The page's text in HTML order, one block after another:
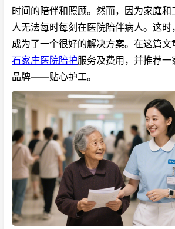
时间的陪伴和照顾。然而，因为家庭和
人无法每时每刻在医院陪伴病人。这
成为了一个很好的解决方案。在这篇
石家庄医院陪护服务及费用，并推荐
品牌——贴心护工。